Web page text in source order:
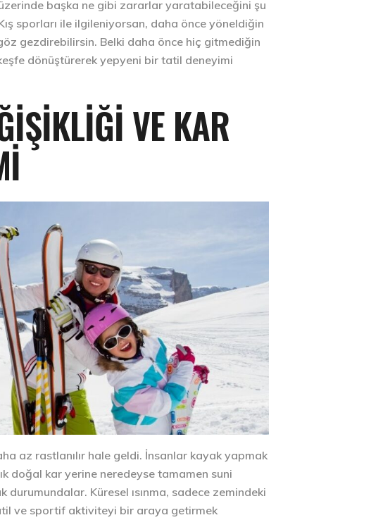
başka ne gibi zararlar yaratabileceğini şu
sporları ile ilgileniyorsan, daha önce yöneldiğin
gezdirebilirsin. Belki daha önce hiç gitmediğin
dönüştürerek yepyeni bir tatil deneyimi
VE KAR
az rastlanılır hale geldi. İnsanlar kayak yapmak
doğal kar yerine neredeyse tamamen suni
Küresel ısınma, sadece zemindeki
ve sportif aktiviteyi bir araya getirmek